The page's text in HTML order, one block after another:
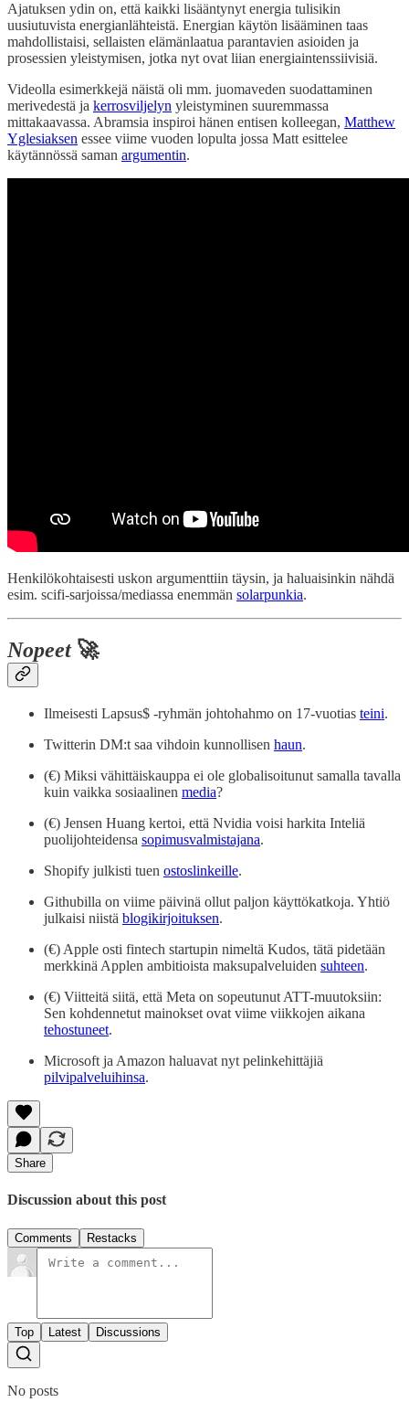
Ajatuksen ydin on, että kaikki lisääntynyt energia tulisikin
uusiutuvista energianlähteistä. Energian käytön lisääminen taas
mahdollistaisi, sellaisten elämänlaatua parantavien asioiden ja
prosessien yleistymisen, jotka nyt ovat liian energiaintenssiivisiä.
Videolla esimerkkejä näistä oli mm. juomaveden suodattaminen
merivedestä ja kerrosviljelyn yleistyminen suuremmassa
mittakaavassa. Abramsia inspiroi hänen entisen kolleegan, Matthew
Yglesiaksen essee viime vuoden lopulta jossa Matt esittelee
käytännössä saman argumentin.
Henkilökohtaisesti uskon argumenttiin täysin, ja haluaisinkin nähdä
esim. scifi-sarjoissa/mediassa enemmän solarpunkia.
Nopeet🚀
Ilmeisesti Lapsus$ -ryhmän johtohahmo on 17-vuotias teini.
Twitterin DM:t saa vihdoin kunnollisen haun.
(€) Miksi vähittäiskauppa ei ole globalisoitunut samalla tavalla
kuin vaikka sosiaalinen media?
(€) Jensen Huang kertoi, että Nvidia voisi harkita Inteliä
puolijohteidensa sopimusvalmistajana.
Shopify julkisti tuen ostoslinkeille.
Githubilla on viime päivinä ollut paljon käyttökatkoja. Yhtiö
julkaisi niistä blogikirjoituksen.
(€) Apple osti fintech startupin nimeltä Kudos, tätä pidetään
merkkinä Applen ambitioista maksupalveluiden suhteen.
(€) Viitteitä siitä, että Meta on sopeutunut ATT-muutoksiin:
Sen kohdennetut mainokset ovat viime viikkojen aikana
tehostuneet.
Microsoft ja Amazon haluavat nyt pelinkehittäjiä
pilvipalveluihinsa.
Share
Discussion about this post
Comments Restacks
Top Latest Discussions
No posts